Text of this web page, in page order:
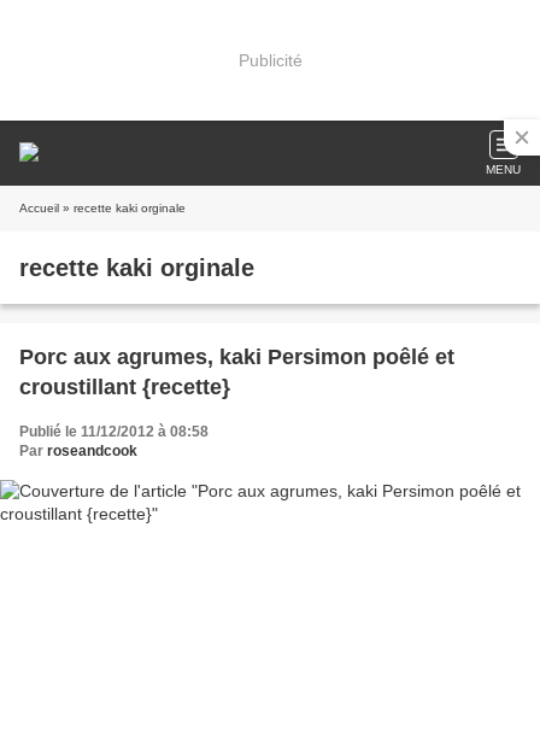
Publicité
MENU
Accueil » recette kaki orginale
recette kaki orginale
Porc aux agrumes, kaki Persimon poêlé et
croustillant {recette}
Publié le 11/12/2012 à 08:58
Par roseandcook